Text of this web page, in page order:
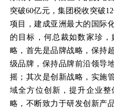
突破60亿元，集团税收突破
项目，建成亚洲最大的国际
的目标，何总裁如数家珍
略，首先是品牌战略，保持
级品牌，保持品牌前沿领导
摇；其次是创新战略，实施
域全方位创新，提升企业
略，不断致力于研发创新产